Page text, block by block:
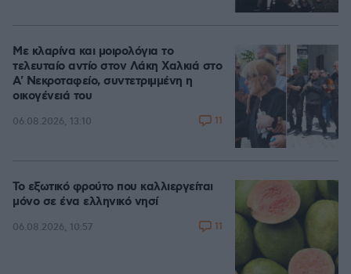
Με κλαρίνα και μοιρολόγια το
τελευταίο αντίο στον Λάκη Χαλκιά στο
A' Νεκροταφείο, συντετριμμένη η
οικογένειά του
06.08.2026, 13:10 11
Το εξωτικό φρούτο που καλλιεργείται
μόνο σε ένα ελληνικό νησί
06.08.2026, 10:57 11